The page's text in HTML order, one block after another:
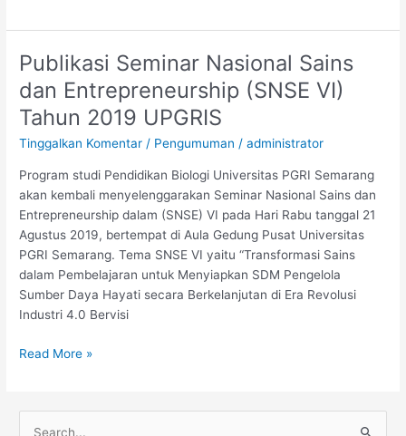
Publikasi Seminar Nasional Sains
dan Entrepreneurship (SNSE VI)
Tahun 2019 UPGRIS
Tinggalkan Komentar / Pengumuman /administrator
Program studi Pendidikan Biologi Universitas PGRI Semarang
akan kembali menyelenggarakan Seminar Nasional Sains dan
Entrepreneurship dalam (SNSE) VI pada Hari Rabu tanggal 21
Agustus 2019, bertempat di Aula Gedung Pusat Universitas
PGRI Semarang. Tema SNSE VI yaitu “Transformasi Sains
dalam Pembelajaran untuk Menyiapkan SDM Pengelola
Sumber Daya Hayati secara Berkelanjutan di Era Revolusi
Industri 4.0 Bervisi
Publikasi
Seminar
Nasional
Sains
dan
(SNSE
VI)
Tahun
2019
UPGRIS
Read More »